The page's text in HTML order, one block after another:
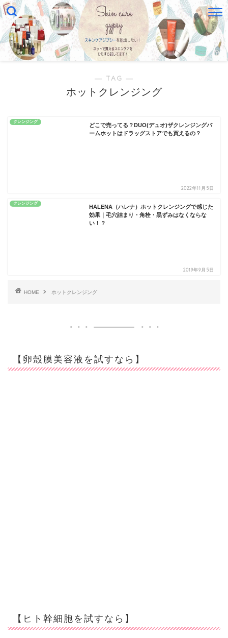
― TAG ―
ホットクレンジング
クレンジング
どこで売ってる？DUO(デュオ)ザクレンジングバ
ームホットはドラッグストアでも買えるの？
2022年11月5日
クレンジング
HALENA（ハレナ）ホットクレンジングで感じた
効果｜毛穴詰まり・角栓・黒ずみはなくならな
い！？
2019年9月5日
HOME ホットクレンジング
【卵殻膜美容液を試すなら】
【ヒト幹細胞を試すなら】